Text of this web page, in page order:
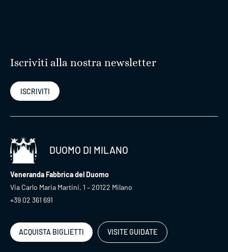
Iscriviti alla nostra newsletter
ISCRIVITI
DUOMO DI MILANO
Veneranda Fabbrica del Duomo
Via Carlo Maria Martini, 1 – 20122 Milano
+39 02 361 691
ACQUISTA BIGLIETTI VISITE GUIDATE